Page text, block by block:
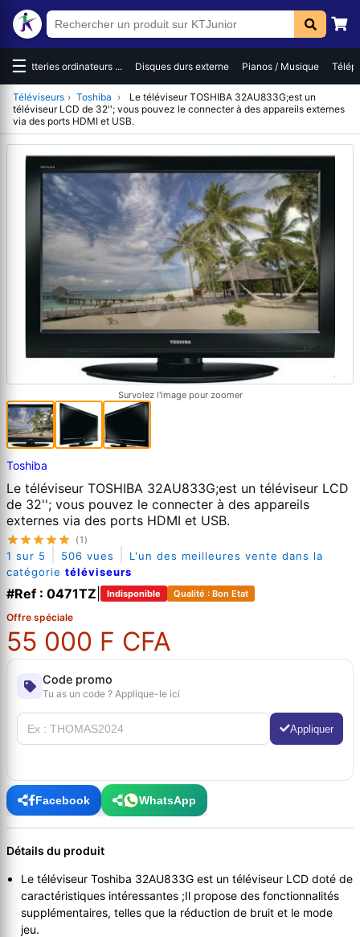
☰Batteries ordinateurs ... Disques durs externe Pianos / Musique
Téléviseurs › Toshiba ›
Le téléviseur TOSHIBA 32AU833G;est un
téléviseur LCD de 32''; vous pouvez le connecter à des appareils externes
via des ports HDMI et USB.
Survolez l'image pour zoomer
Toshiba
Le téléviseur TOSHIBA 32AU833G;est un téléviseur LCD
de 32''; vous pouvez le connecter à des appareils
externes via des ports HDMI et USB.
(1)
1 sur 5 506 vues
L'un des meilleures vente dans la
catégorie téléviseurs
#Ref : 0471TZ Indisponible Qualité : Bon Etat
Offre spéciale
55 000 F CFA
Code promo
Tu as un code ? Applique-le ici
Appliquer
Facebook WhatsApp
Détails du produit
Le téléviseur Toshiba 32AU833G est un téléviseur LCD doté de
caractéristiques intéressantes ;Il propose des fonctionnalités
supplémentaires, telles que la réduction de bruit et le mode
jeu.